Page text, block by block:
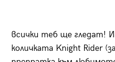
всички теб ще гледат!
количката Knight Rider